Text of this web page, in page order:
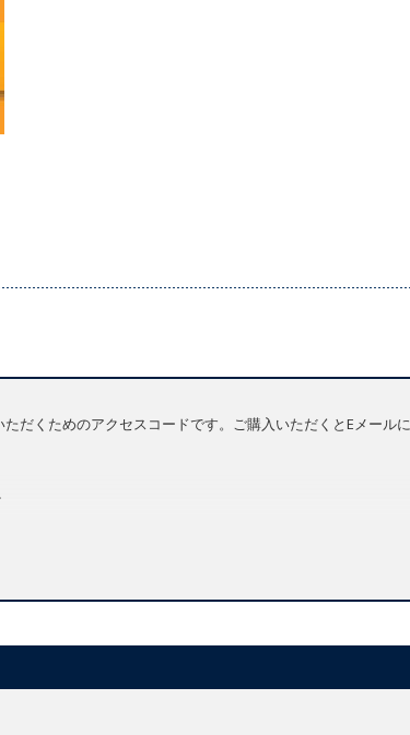
くためのアクセスコードです。ご購入いただくとEメールに
the page.